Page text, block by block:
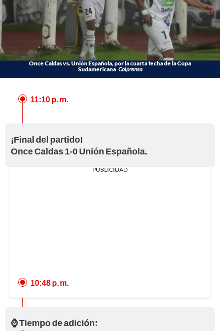
Once Caldas vs. Unión Española, por la cuarta fecha de la Copa
Sudamericana Colprensa
11:10 p. m.
¡Final del partido!
Once Caldas 1-0 Unión Española.
PUBLICIDAD
10:48 p. m.
⌚ Tiempo de adición: